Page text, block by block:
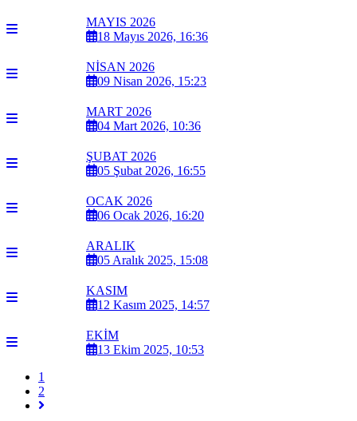
MAYIS 2026
18 Mayıs 2026, 16:36
NİSAN 2026
09 Nisan 2026, 15:23
MART 2026
04 Mart 2026, 10:36
ŞUBAT 2026
05 Şubat 2026, 16:55
OCAK 2026
06 Ocak 2026, 16:20
ARALIK
05 Aralık 2025, 15:08
KASIM
12 Kasım 2025, 14:57
EKİM
13 Ekim 2025, 10:53
1
2